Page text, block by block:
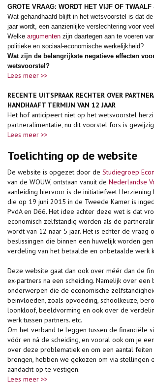
GROTE VRAAG: WORDT HET VIJF OF TWAALF
Wat gehandhaafd blijft in het wetsvoorstel is dat
jaar wordt, een aanzienlijke verslechtering voor
Welke argumenten zijn daartegen aan te voeren
politieke en sociaal-economische werkelijkheid?
Wat zijn de belangrijkste negatieve effecten
wetsvoorstel?
Lees meer >>
RECENTE UITSPRAAK RECHTER OVER
HANDHAAFT TERMIJN VAN 12 JAAR
Het hof anticipeert niet op het wetsvoorstel
partneralimentatie, nu dit voorstel fors is
Lees meer >>
Toelichting op de website
De website is opgezet door de Studiegroep
van de WOUW, ontstaan vanuit de Nederlandse
aanleiding hiervoor is de initiatiefwet Herziening
die op 19 juni 2015 in de Tweede Kamer is
PvdA en D66. Het idee achter deze wet is dat
economisch zelfstandig worden als de
wordt van 12 naar 5 jaar. Het is echter de vraag
beslissingen die binnen een huwelijk worden
verdeling van het betaalde en onbetaalde werk
Deze website gaat dan ook over méér dan de
ex-partners na een scheiding. Namelijk over een
onderwerpen die de economische
beïnvloeden, zoals opvoeding, schoolkeuze,
loonkloof, beeldvorming en ook over de
werk tussen partners. etc.
Om het verband te leggen tussen de financiële
vóór en ná de scheiding, en vooral ook om je
over deze problematiek en om een aantal
brengen, hebben we gekozen om via stellingen
aandacht op te vestigen.
Lees meer >>